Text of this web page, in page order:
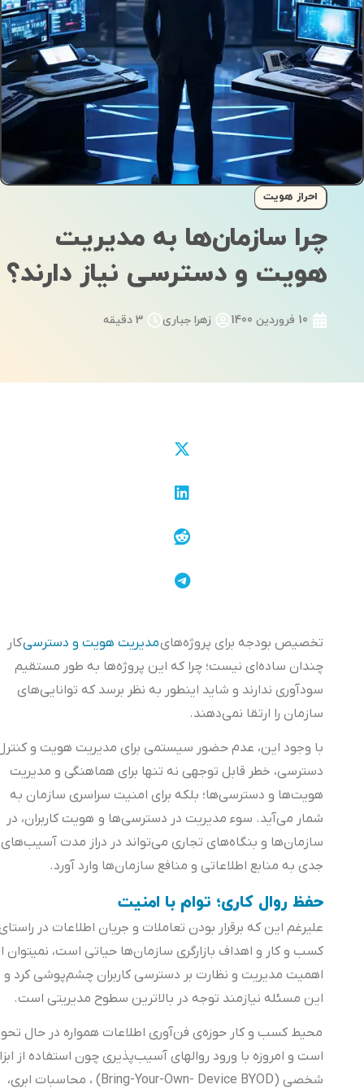
احراز هویت
چرا سازمان‌ها به مدیریت
هویت و دسترسی نیاز دارند؟
10 فروردین 1400 زهرا جباری 3 دقیقه
تخصیص بودجه برای پروژه‌هایمدیریت هویت و دسترسیکار
چندان ساده‌ای نیست؛ چرا که این پروژه‌ها به طور مستقیم
سودآوری ندارند و شاید اینطور به نظر برسد که توانایی‌های
سازمان را ارتقا نمی‌دهند.
با وجود این، عدم حضور سیستمی برای مدیریت هویت و کنترل
دسترسی، خطر قابل توجهی نه تنها برای هماهنگی و مدیریت
هویت‌ها و دسترسی‌ها؛ بلکه برای امنیت سراسری سازمان به
شمار می‌آید. سوء مدیریت در دسترسی‌ها و هویت کاربران، در
سازمان‌ها و بنگاه‌های تجاری می‌تواند در دراز مدت آسیب‌های
جدی به منابع اطلاعاتی و منافع سازمان‌ها وارد آورد.
حفظ روال کاری؛ توام با امنیت
علیرغم این که برقرار بودن تعاملات و جریان اطلاعات در راستای
کسب و کار و اهداف بازارگری سازمان‌ها حیاتی است، نمیتوان از
اهمیت مدیریت و نظارت بر دسترسی کاربران چشم‌پوشی کرد و
این مسئله نیازمند توجه در بالاترین سطوح مدیریتی است.
محیط کسب و کار حوزه‌ی فن‌آوری اطلاعات همواره در حال تحول
است و امروزه با ورود روالهای آسیب‌پذیری چون استفاده از ابزار
شخصی (Bring-Your-Own- Device BYOD) ، محاسبات ابری،